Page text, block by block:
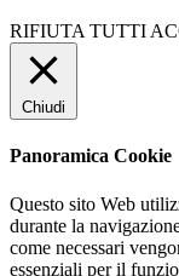
RIFIUTA TUTTI
Chiudi
Panoramica Cookie
Questo sito Web
durante la
come necessari
essenziali per il